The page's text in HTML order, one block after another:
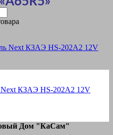
Next КЗАЭ HS-202A2 12V
Дом "КаСам"